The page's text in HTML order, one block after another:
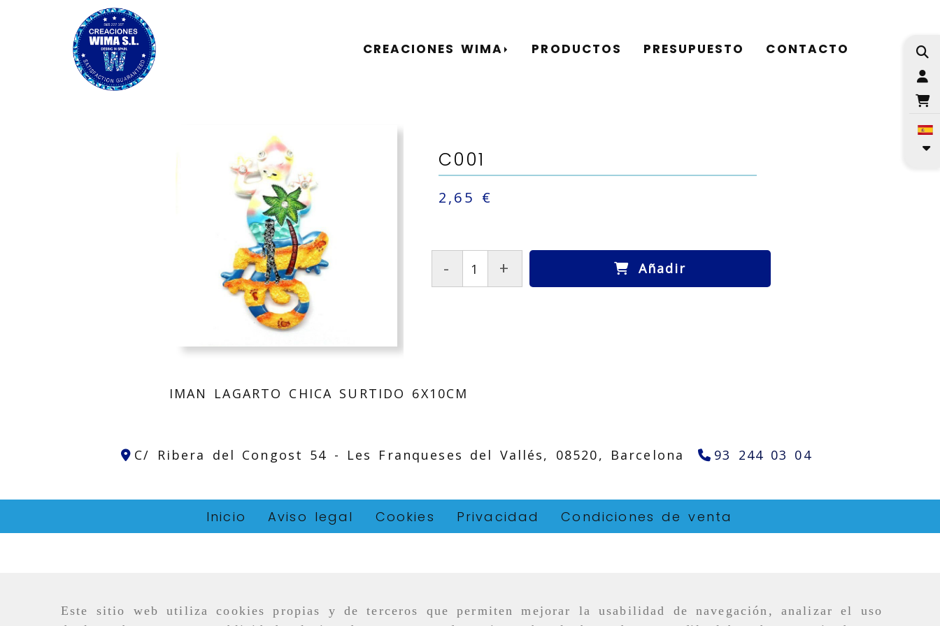
Este sitio web utiliza cookies propias y de terceros que permiten mejorar la usabilidad de navegación, analizar el uso
CREACIONES WIMA PRODUCTOS PRESUPUESTO CONTACTO
C001
2,65 €
- + Añadir
IMAN LAGARTO CHICA SURTIDO 6X10CM
C/ Ribera del Congost 54 - Les Franqueses del Vallés, 08520, Barcelona 93 244 03 04
Inicio Aviso legal Cookies Privacidad Condiciones de venta